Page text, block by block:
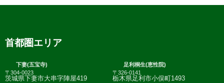
首都圏エリア
下妻(五宝寺)
〒304-0023
茨城県下妻市大串字陣屋419
足利桐生(恵性院)
〒326-0141
栃木県足利市小俣町1493